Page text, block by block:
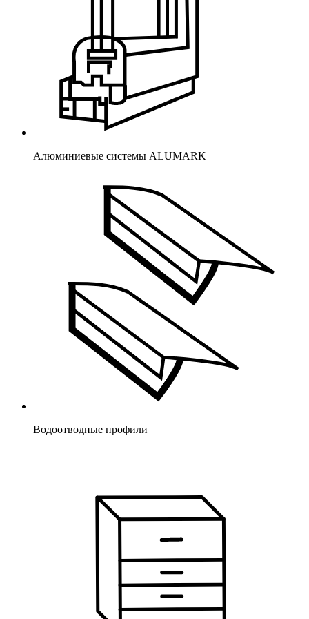
Алюминиевые системы ALUMARK
Водоотводные профили